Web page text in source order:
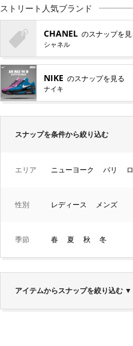
ストリート人気ブランド
CHANEL のスナップを見
シャネル
NIKE のスナップを見る
ナイキ
スナップを条件から絞り込む
エリア ニューヨーク パリ
性別 レディース メンズ
季節 春 夏 秋 冬
アイテムからスナップを絞り込む ▼